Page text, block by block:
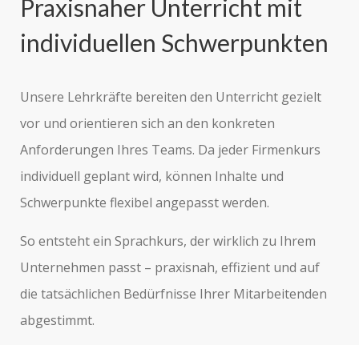
Praxisnaher Unterricht mit
individuellen Schwerpunkten
Unsere Lehrkräfte bereiten den Unterricht gezielt
vor und orientieren sich an den konkreten
Anforderungen Ihres Teams. Da jeder Firmenkurs
individuell geplant wird, können Inhalte und
Schwerpunkte flexibel angepasst werden.
So entsteht ein Sprachkurs, der wirklich zu Ihrem
Unternehmen passt – praxisnah, effizient und auf
die tatsächlichen Bedürfnisse Ihrer Mitarbeitenden
abgestimmt.